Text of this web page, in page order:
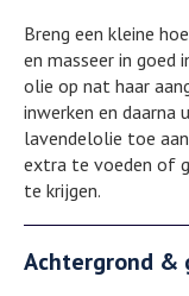
Breng een kleine
en masseer in goed
olie op nat haar
inwerken en daarna
lavendelolie toe
extra te voeden of
te krijgen.
Achtergrond &